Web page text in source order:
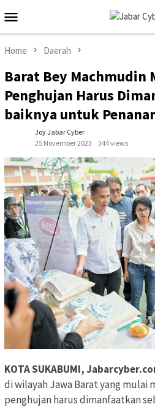
to
contentMenu
Home Daerah
Barat Bey Machmudin
Penghujan Harus
baiknya untuk
Joy Jabar Cyber
25 November 2023
344 views
KOTA SUKABUMI,
di wilayah Jawa Barat yang mulai
penghujan harus dimanfaatkan